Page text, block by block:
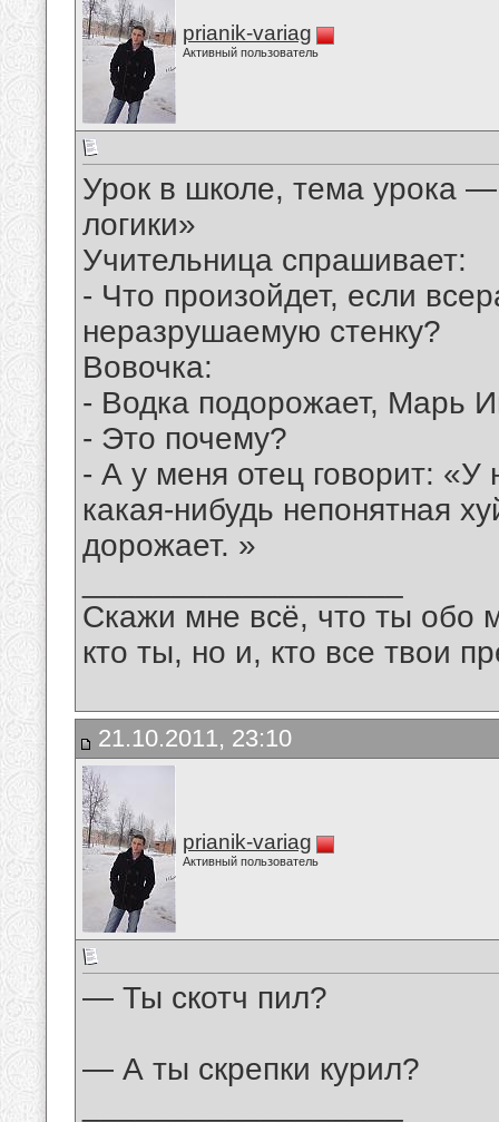
prianik-variag
Активный пользователь
Урок в школе, тема урока
логики»
Учительница спрашивает:
- Что произойдет, если
неразрушаемую стенку?
Вовочка:
- Водка подорожает, Марь
- Это почему?
- А у меня отец говорит: «У
какая-нибудь непонятная
дорожает. »
Скажи мне всё, что ты обо
кто ты, но и, кто все твои
21.10.2011, 23:10
prianik-variag
Активный пользователь
— Ты скотч пил?
— А ты скрепки курил?